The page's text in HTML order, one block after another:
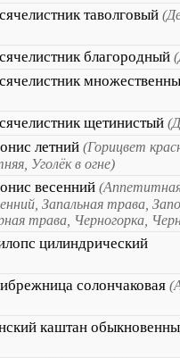
таволговый
благородный
щетинистый
летний (Горицвет
Уголёк в огне)
весенний
Запальная трава,
трава, Черногорка,
цилиндрический
солончаковая
каштан